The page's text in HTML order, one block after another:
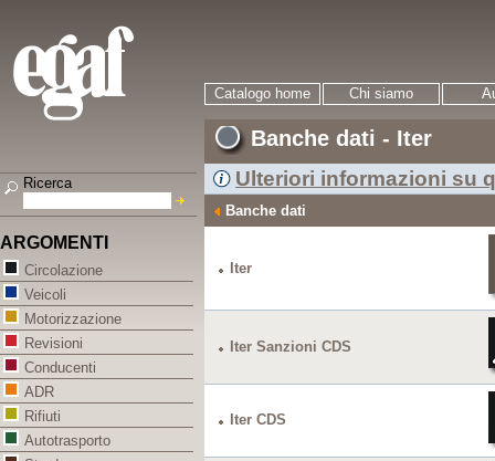
Catalogo home Chi siamo
Banche dati - Iter
Ulteriori informazioni su
Banche dati
Iter
Iter Sanzioni CDS
Iter CDS
Ricerca
ARGOMENTI
Circolazione
Veicoli
Motorizzazione
Revisioni
Conducenti
ADR
Rifiuti
Autotrasporto